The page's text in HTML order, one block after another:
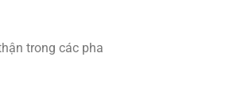
trong các pha